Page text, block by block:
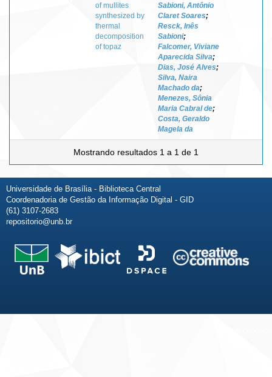
of mullites
synthesized by
thermal
decomposition
of topaz
Sabioni, Antônio
Claret Soares;
Resck, Inês
Sabioni;
Falcomer, Viviane
Aparecida Silva;
Dias, José Alves;
Silva, Naira
Machado da;
Menezes, Sônia
Maria Cabral de;
Costa, Geraldo
Magela da
Mostrando resultados 1 a 1 de 1
Universidade de Brasília - Biblioteca Central
Coordenadoria de Gestão da Informação Digital - GID
(61) 3107-2683
repositorio@unb.br